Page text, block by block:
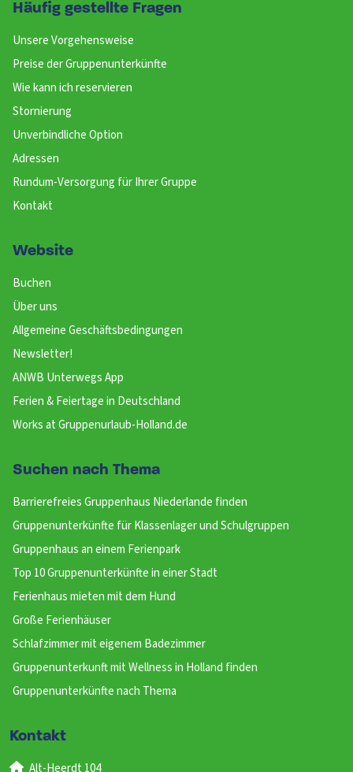
Häufig gestellte Fragen
Unsere Vorgehensweise
Preise der Gruppenunterkünfte
Wie kann ich reservieren
Stornierung
Unverbindliche Option
Adressen
Rundum-Versorgung für Ihrer Gruppe
Kontakt
Website
Buchen
Über uns
Allgemeine Geschäftsbedingungen
Newsletter!
ANWB Unterwegs App
Ferien & Feiertage in Deutschland
Works at Gruppenurlaub-Holland.de
Suchen nach Thema
Barrierefreies Gruppenhaus Niederlande finden
Gruppenunterkünfte für Klassenlager und Schulgruppen
Gruppenhaus an einem Ferienpark
Top 10 Gruppenunterkünfte in einer Stadt
Ferienhaus mieten mit dem Hund
Große Ferienhäuser
Schlafzimmer mit eigenem Badezimmer
Gruppenunterkunft mit Wellness in Holland finden
Gruppenunterkünfte nach Thema
Kontakt